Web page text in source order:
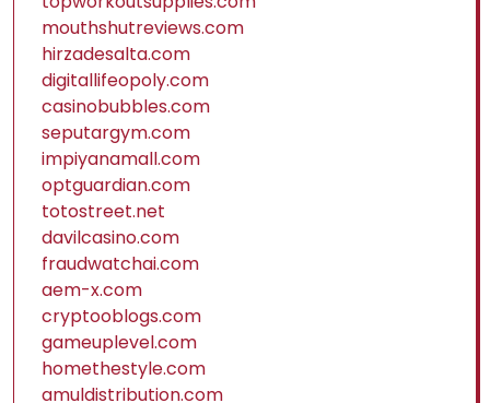
mouthshutreviews.com
hirzadesalta.com
digitallifeopoly.com
casinobubbles.com
seputargym.com
impiyanamall.com
optguardian.com
totostreet.net
davilcasino.com
fraudwatchai.com
aem-x.com
cryptooblogs.com
gameuplevel.com
homethestyle.com
amuldistribution.com